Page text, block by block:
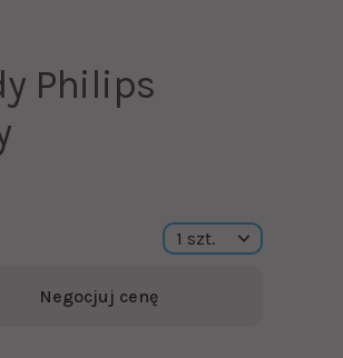
Philips
Negocjuj cenę